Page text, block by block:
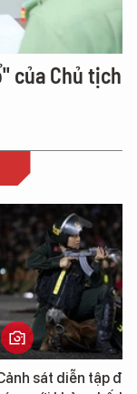
của Chủ tịch
Hình ảnh đầu tiên